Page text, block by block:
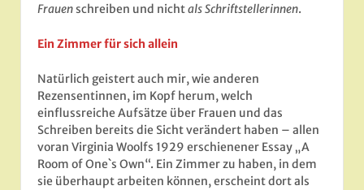
Frauenschreiben und nichtals Schriftstellerinnen.
Ein Zimmer für sich allein
Natürlich geistert auch mir, wie anderen
Rezensentinnen, im Kopf herum, welch
einflussreiche Aufsätze über Frauen und das
Schreiben bereits die Sicht verändert haben – allen
voran Virginia Woolfs 1929 erschienener Essay „A
Room of One`s Own“. Ein Zimmer zu haben, in dem
sie überhaupt arbeiten können, erscheint dort als